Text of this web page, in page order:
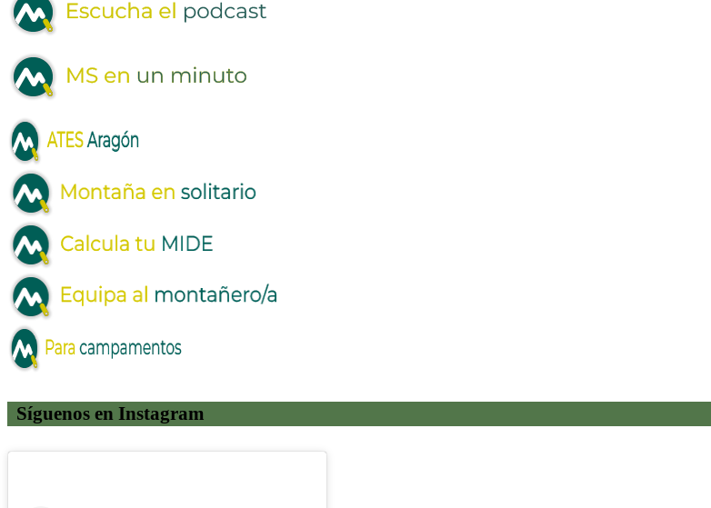
Síguenos en Instagram